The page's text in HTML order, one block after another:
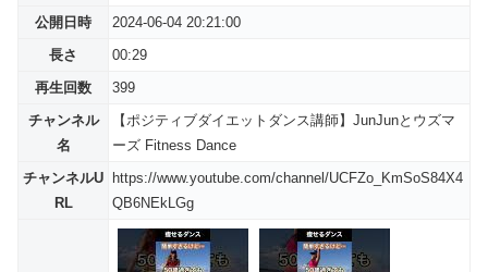
公開日時
2024-06-04 20:21:00
長さ
00:29
再生回数
399
チャンネル
名
【ポジティブダイエットダンス講師】JunJunとウズマ
ーズ Fitness Dance
チャンネルU
RL
https://www.youtube.com/channel/UCFZo_KmSoS84X4
QB6NEkLGg